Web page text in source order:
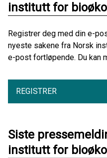
institutt for
Registrer deg med din e-
nyeste sakene fra Norsk
e-post fortløpende. Du kan
REGISTRER
Siste
institutt for